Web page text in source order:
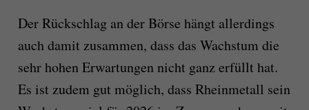
Der Rückschlag an der Börse hängt allerdings
auch damit zusammen, dass das Wachstum die
sehr hohen Erwartungen nicht ganz erfüllt hat.
Es ist zudem gut möglich, dass Rheinmetall sein